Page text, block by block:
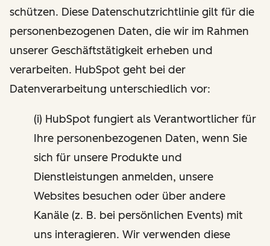
schützen. Diese Datenschutzrichtlinie gilt für die
personenbezogenen Daten, die wir im Rahmen
unserer Geschäftstätigkeit erheben und
verarbeiten. HubSpot geht bei der
Datenverarbeitung unterschiedlich vor:
(i) HubSpot fungiert als Verantwortlicher für
Ihre personenbezogenen Daten, wenn Sie
sich für unsere Produkte und
Dienstleistungen anmelden, unsere
Websites besuchen oder über andere
Kanäle (z. B. bei persönlichen Events) mit
uns interagieren. Wir verwenden diese